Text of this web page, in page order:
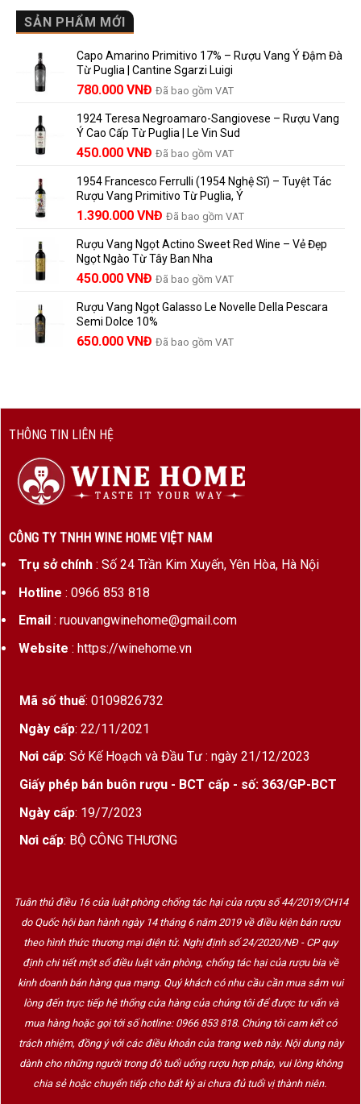
lựa
chọn
đáng
nhãn
rượu
vang
và
những
người
vang
nên
biết
Được
Bao
Lâu?
Dẫn
Lưu
Trữ
Và
Thành
SẢN PHẨM MỚI
Capo Amarino Primitivo 17% – Rượu Vang Ý Đậm Đà
Từ Puglia | Cantine Sgarzi Luigi
Giá
là:
858.000 VNĐ.
780.000 VNĐ Giá
tại
là:
780.000 VNĐ.
Đã bao gồm VAT
1924 Teresa Negroamaro-Sangiovese – Rượu Vang
Ý Cao Cấp Từ Puglia | Le Vin Sud
Giá
là:
495.000 VNĐ.
450.000 VNĐ Giá
tại
là:
450.000 VNĐ.
Đã bao gồm VAT
1954 Francesco Ferrulli (1954 Nghệ Sĩ) – Tuyệt Tác
Rượu Vang Primitivo Từ Puglia, Ý
Giá
là:
1.529.000 VNĐ.
1.390.000 VNĐ Giá
tại
là:
1.390.000 VNĐ.
Đã bao gồm VAT
Rượu Vang Ngọt Actino Sweet Red Wine – Vẻ Đẹp
Ngọt Ngào Từ Tây Ban Nha
450.000 VNĐ Đã bao gồm VAT
Rượu Vang Ngọt Galasso Le Novelle Della Pescara
Semi Dolce 10%
650.000 VNĐ Đã bao gồm VAT
THÔNG TIN LIÊN HỆ
CÔNG TY TNHH WINE HOME VIỆT NAM
Trụ sở chính: Số 24 Trần Kim Xuyến, Yên Hòa, Hà Nội
Hotline : 0966 853 818
Email : ruouvangwinehome@gmail.com
Website : https://winehome.vn
Mã số thuế: 0109826732
Ngày cấp: 22/11/2021
Nơi cấp: Sở Kế Hoạch và Đầu Tư : ngày 21/12/2023
Giấy phép bán buôn rượu - BCT cấp - số: 363/GP-BCT
Ngày cấp: 19/7/2023
Nơi cấp: BỘ CÔNG THƯƠNG
Tuân thủ điều 16 của luật phòng chống tác hại của rượu số 44/2019/CH14
do Quốc hội ban hành ngày 14 tháng 6 năm 2019 về điều kiện bán rượu
theo hình thức thương mại điện tử. Nghị định số 24/2020/NĐ - CP quy
định chi tiết một số điều luật văn phòng, chống tác hại của rượu bia về
kinh doanh bán hàng qua mạng. Quý khách có nhu cầu cần mua sắm vui
lòng đến trực tiếp hệ thống cửa hàng của chúng tôi để được tư vấn và
mua hàng hoặc gọi tới số hotline: 0966 853 818. Chúng tôi cam kết có
trách nhiệm, đồng ý với các điều khoản của trang web này. Nội dung này
dành cho những người trong độ tuổi uống rượu hợp pháp, vui lòng không
chia sẻ hoặc chuyển tiếp cho bất kỳ ai chưa đủ tuổi vị thành niên.